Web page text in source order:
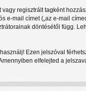
regisztrált tagként
mail címet („az e-mail
döntésétől függ.
Ezen jelszóval
elfelejted a